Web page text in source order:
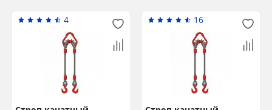
4 16